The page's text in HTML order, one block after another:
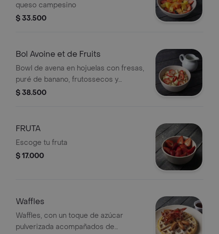
queso campesino
$ 33.500
Bol Avoine et de Fruits
Bowl de avena en hojuelas con fresas,
puré de banano, frutossecos y
semillas de chía; servido con leche de
$ 38.500
FRUTA
Escoge tu fruta
$ 17.000
Waffles
Waffles, con un toque de azúcar
pulverizada acompañados de